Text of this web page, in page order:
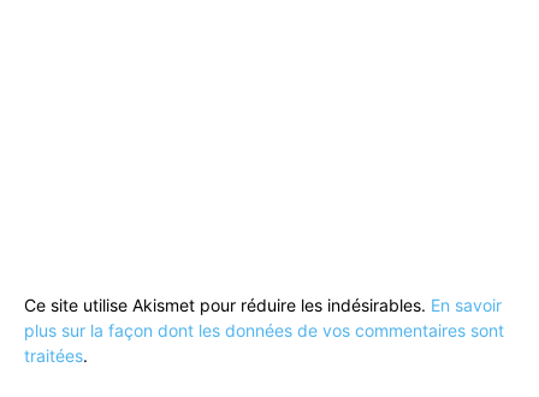
Ce site utilise Akismet pour réduire les indésirables. En savoir
plus sur la façon dont les données de vos commentaires sont
traitées.